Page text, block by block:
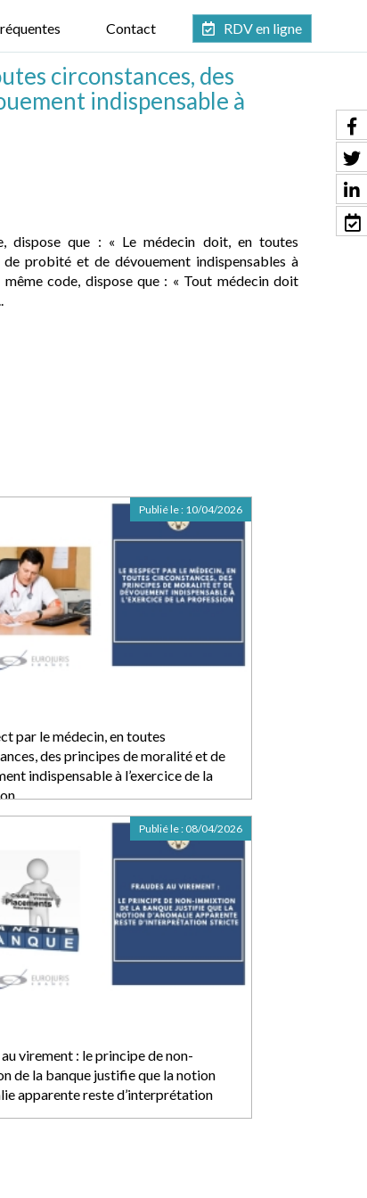
Contact RDV en ligne
circonstances, des
indispensable à
dispose que : « Le médecin doit, en toutes
probité et de dévouement indispensables à
code, dispose que : « Tout médecin doit
par le médecin, en toutes
des principes de moralité et de
indispensable à l’exercice de la
Publié le : 10/04/2026
virement : le principe de non-
de la banque justifie que la notion
apparente reste d’interprétation
Publié le : 08/04/2026